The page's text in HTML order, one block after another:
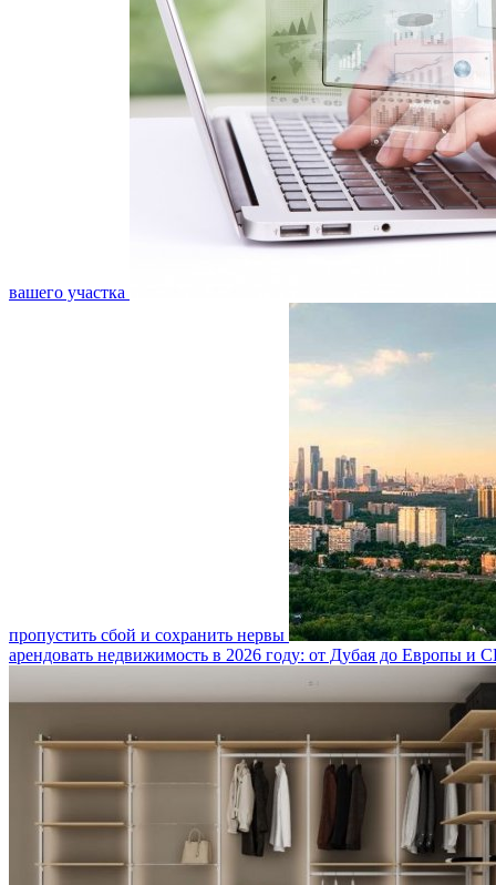
вашего участка
пропустить сбой и сохранить нервы
арендовать недвижимость в 2026 году: от Дубая до Европы и